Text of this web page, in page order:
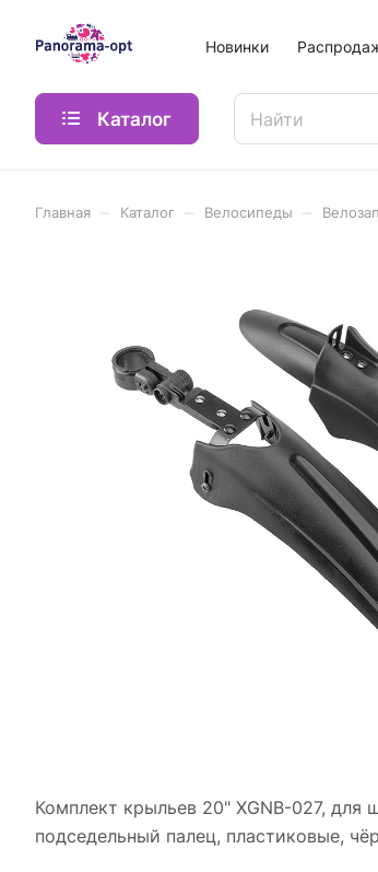
Новинки
Каталог
Главная Каталог Велосипеды
Комплект крыльев 20" XGNB-027, для
подседельный палец, пластиковые,